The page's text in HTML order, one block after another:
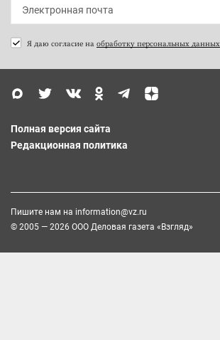
Я даю согласие на обработку персональных данных
Полная версия сайта
Редакционная политика
Пишите нам на information@vz.ru
© 2005 — 2026 ООО Деловая газета «Взгляд»